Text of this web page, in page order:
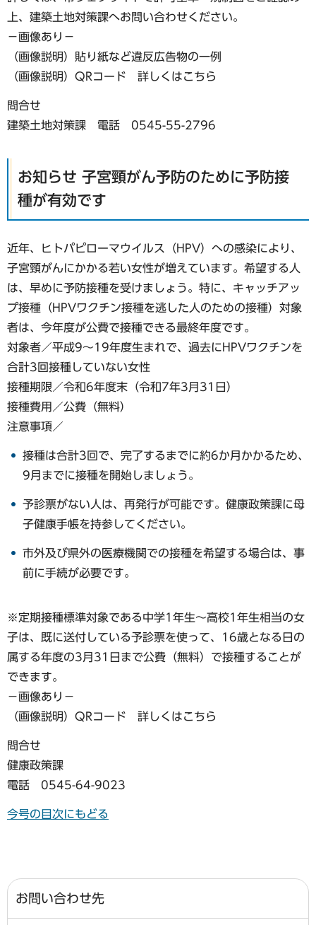
上、建築土地対策課へお問い合わせください。
−画像あり−
（画像説明）貼り紙など違反広告物の一例
（画像説明）QRコード 詳しくはこちら
問合せ
建築土地対策課 電話 0545-55-2796
お知らせ 子宮頸がん予防のために予防接
種が有効です
近年、ヒトパピローマウイルス（HPV）への感染により、
子宮頸がんにかかる若い女性が増えています。希望する人
は、早めに予防接種を受けましょう。特に、キャッチアッ
プ接種（HPVワクチン接種を逃した人のための接種）対象
者は、今年度が公費で接種できる最終年度です。
対象者／平成9～19年度生まれで、過去にHPVワクチンを
合計3回接種していない女性
接種期限／令和6年度末（令和7年3月31日）
接種費用／公費（無料）
注意事項／
接種は合計3回で、完了するまでに約6か月かかるため、
9月までに接種を開始しましょう。
予診票がない人は、再発行が可能です。健康政策課に母
子健康手帳を持参してください。
市外及び県外の医療機関での接種を希望する場合は、事
前に手続が必要です。
※定期接種標準対象である中学1年生～高校1年生相当の女
子は、既に送付している予診票を使って、16歳となる日の
属する年度の3月31日まで公費（無料）で接種することが
できます。
−画像あり−
（画像説明）QRコード 詳しくはこちら
問合せ
健康政策課
電話 0545-64-9023
今号の目次にもどる
お問い合わせ先